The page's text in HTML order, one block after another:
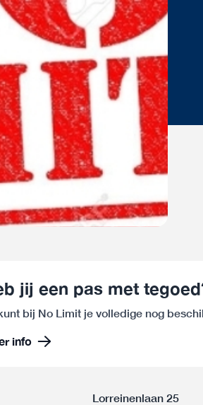
jij een pas met
bij No Limit je volledige nog
info
Lorreinenlaan 25